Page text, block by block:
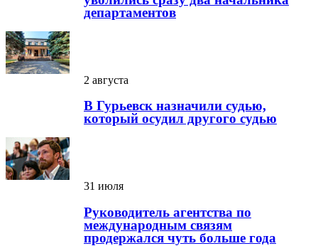
департаментов
2 августа
В Гурьевск назначили судью,
который осудил другого судью
31 июля
Руководитель агентства по
международным связям
продержался чуть больше года